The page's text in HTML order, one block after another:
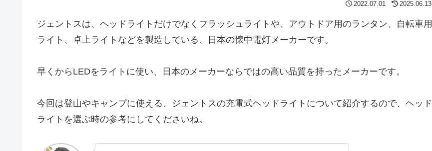
2022.07.01 2025.06.13
ジェントスは、ヘッドライトだけでなくフラッシュライトや、アウトドア用のランタン、自転車用
ライト、卓上ライトなどを製造している、日本の懐中電灯メーカーです。
早くからLEDをライトに使い、日本のメーカーならではの高い品質を持ったメーカーです。
今回は登山やキャンプに使える、ジェントスの充電式ヘッドライトについて紹介するので、ヘッド
ライトを選ぶ時の参考にしてくださいね。